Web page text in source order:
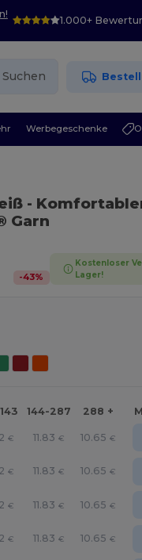
1.000+
Suchen
Werbegeschenke
-
Garn
-43%
Kostenloser
Lager!
144-287 288 +
€ 11.83 € 10.65 €
€ 11.83 € 10.65 €
€ 11.83 € 10.65 €
€ 11.83 € 10.65 €